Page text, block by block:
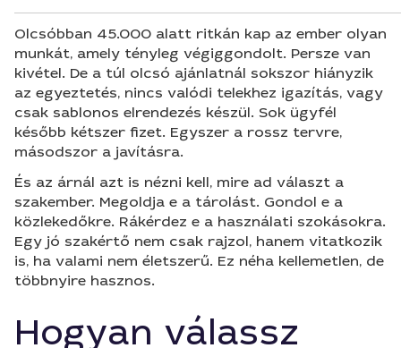
Olcsóbban 45.000 alatt ritkán kap az ember olyan
munkát, amely tényleg végiggondolt. Persze van
kivétel. De a túl olcsó ajánlatnál sokszor hiányzik
az egyeztetés, nincs valódi telekhez igazítás, vagy
csak sablonos elrendezés készül. Sok ügyfél
később kétszer fizet. Egyszer a rossz tervre,
másodszor a javításra.
És az árnál azt is nézni kell, mire ad választ a
szakember. Megoldja e a tárolást. Gondol e a
közlekedőkre. Rákérdez e a használati szokásokra.
Egy jó szakértő nem csak rajzol, hanem vitatkozik
is, ha valami nem életszerű. Ez néha kellemetlen, de
többnyire hasznos.
Hogyan válassz